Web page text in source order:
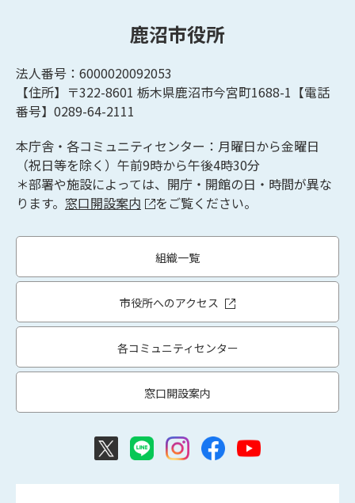
鹿沼市役所
法人番号：6000020092053
【住所】〒322-8601 栃木県鹿沼市今宮町1688-1【電話
番号】0289-64-2111
本庁舎・各コミュニティセンター：月曜日から金曜日
（祝日等を除く）午前9時から午後4時30分
＊部署や施設によっては、開庁・開館の日・時間が異な
ります。 窓口開設案内 をご覧ください。
組織一覧
市役所へのアクセス
各コミュニティセンター
窓口開設案内